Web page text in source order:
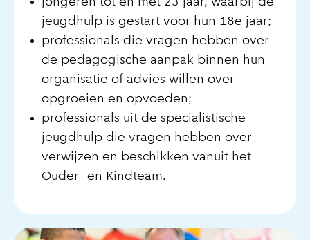
jeugdhulp is gestart voor hun 18e jaar;
professionals die vragen hebben over
de pedagogische aanpak binnen hun
organisatie of advies willen over
opgroeien en opvoeden;
professionals uit de specialistische
jeugdhulp die vragen hebben over
verwijzen en beschikken vanuit het
Ouder- en Kindteam.